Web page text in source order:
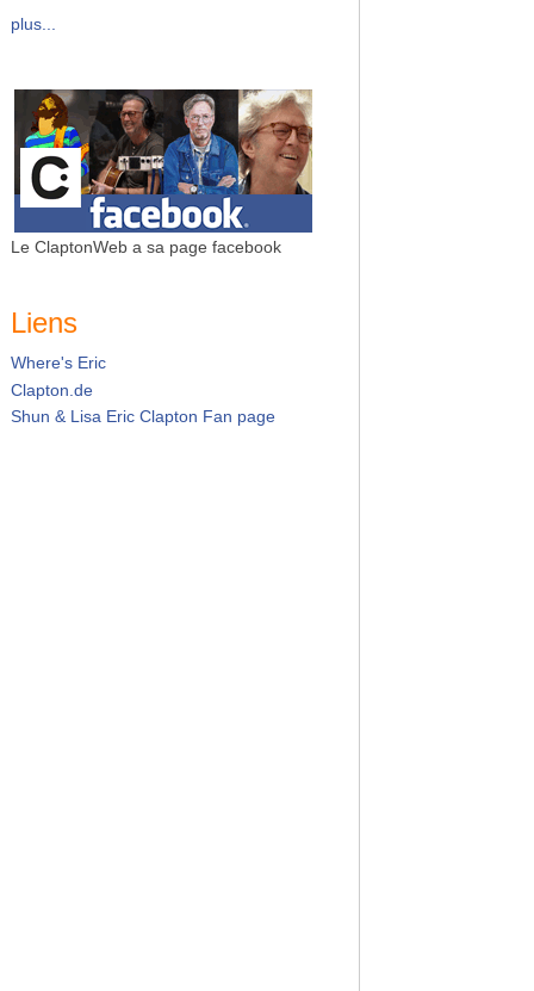
plus...
Le ClaptonWeb a sa page facebook
Liens
Where's Eric
Clapton.de
Shun & Lisa Eric Clapton Fan page